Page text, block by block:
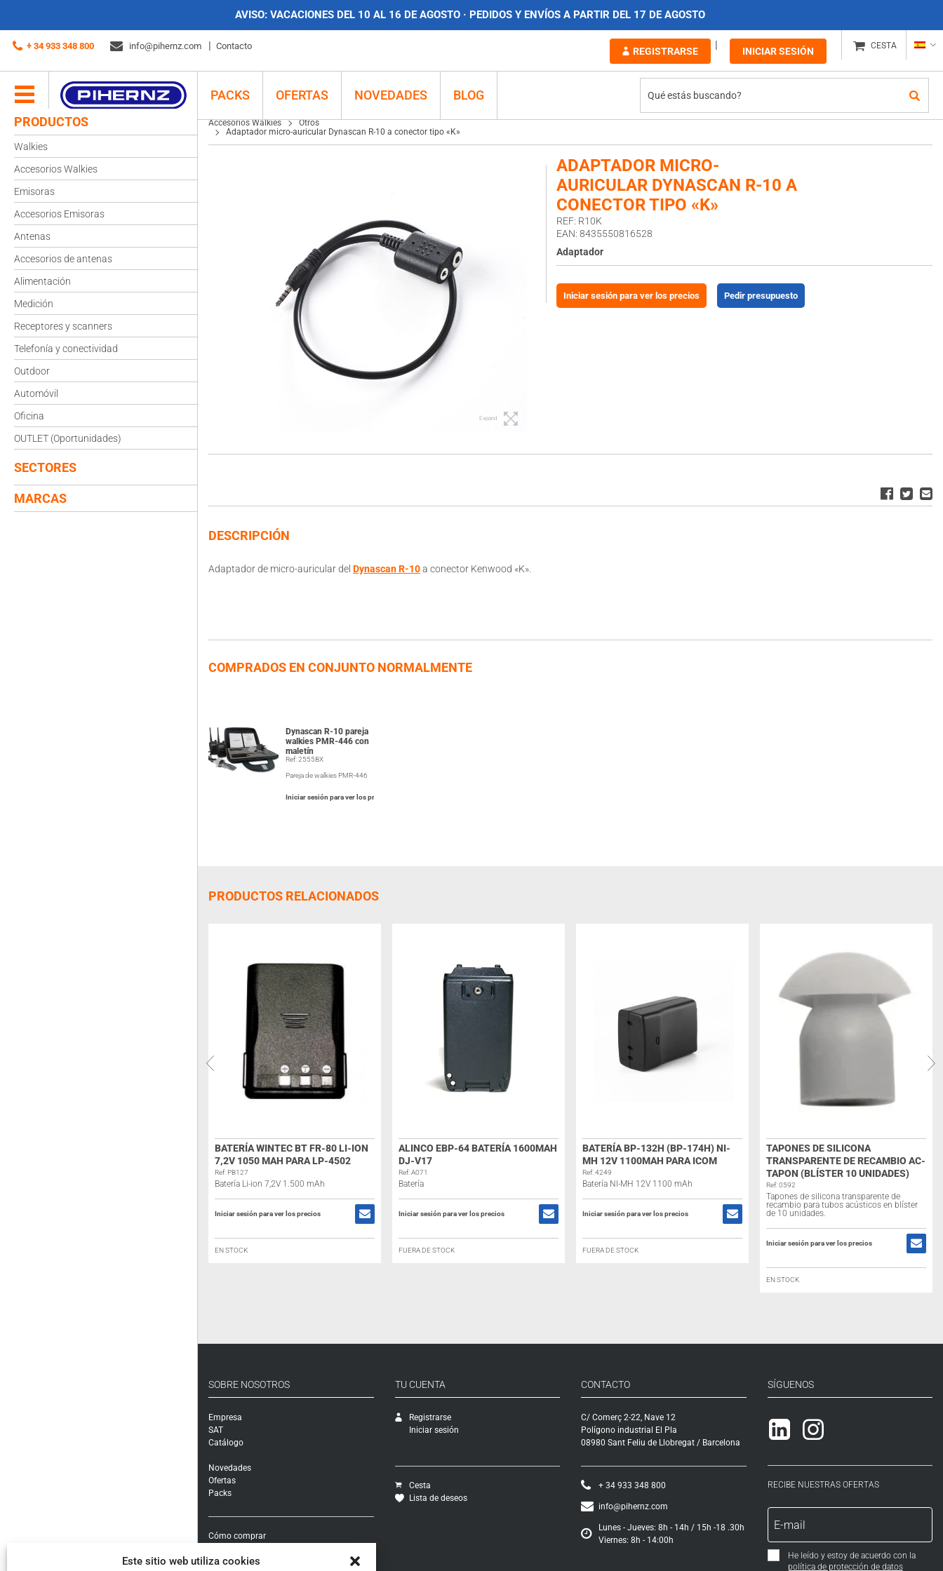
Este sitio web utiliza cookies
AVISO: VACACIONES DEL 10 AL 16 DE AGOSTO · PEDIDOS Y ENVÍOS A PARTIR DEL 17 DE AGOSTO
+ 34 933 348 800 info@pihernz.com Contacto REGISTRARSE INICIAR SESIÓN CESTA
PACKS OFERTAS NOVEDADES
BLOG
PRODUCTOS
Walkies
Accesorios Walkies
Emisoras
Accesorios Emisoras
Antenas
Accesorios de antenas
Alimentación
Medición
Receptores y scanners
Telefonía y conectividad
Outdoor
Automóvil
Oficina
OUTLET (Oportunidades)
SECTORES
MARCAS
Adaptador micro-auricular Dynascan R-10 a conector tipo «K»
Accesorios Walkies
Otros
Adaptador micro-auricular Dynascan R-10 a conector tipo «K»
Expand
ADAPTADOR MICRO-
AURICULAR DYNASCAN R-10 A
CONECTOR TIPO «K»
REF: R10K
EAN: 8435550816528
Adaptador
Iniciar sesión para ver los precios Pedir presupuesto
DESCRIPCIÓN
Adaptador de micro-auricular del Dynascan R-10a conector Kenwood «K».
COMPRADOS EN CONJUNTO NORMALMENTE
Dynascan R-10 pareja
walkies PMR-446 con
maletín
Ref: 2555BX
Pareja de walkies PMR-446
Iniciar sesión para ver los precios
PRODUCTOS RELACIONADOS
BATERÍA WINTEC BT FR-80 LI-ION
7,2V 1050 MAH PARA LP-4502
Ref: PB127
Batería Li-ion 7,2V 1.500 mAh
Iniciar sesión para ver los precios
EN STOCK
ALINCO EBP-64 BATERÍA 1600MAH
DJ-V17
Ref: A071
Batería
Iniciar sesión para ver los precios
FUERA DE STOCK
BATERÍA BP-132H (BP-174H) NI-
MH 12V 1100MAH PARA ICOM
Ref: 4249
Batería NI-MH 12V 1100 mAh
Iniciar sesión para ver los precios
FUERA DE STOCK
TAPONES DE SILICONA
TRANSPARENTE DE RECAMBIO AC-
TAPON (BLÍSTER 10 UNIDADES)
Ref: 0592
Tapones de silicona transparente de
recambio para tubos acústicos en blíster
de 10 unidades.
Iniciar sesión para ver los precios
EN STOCK
SOBRE NOSOTROS
Empresa
SAT
Catálogo
Novedades
Ofertas
Packs
Cómo comprar
Garantía, cambios y devoluciones
TU CUENTA
Registrarse
Iniciar sesión
Cesta
Lista de deseos
CONTACTO
C/ Comerç 2-22, Nave 12
Polígono industrial El Pla
08980 Sant Feliu de Llobregat / Barcelona
+ 34 933 348 800
info@pihernz.com
Lunes - Jueves: 8h - 14h / 15h -18 .30h
Viernes: 8h - 14:00h
SÍGUENOS
Linkedin
Instagram
RECIBE NUESTRAS OFERTAS
He leído y estoy de acuerdo con la
política de protección de datos